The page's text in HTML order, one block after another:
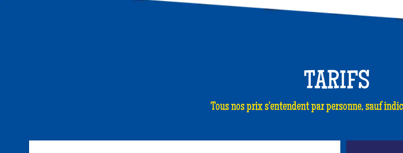
TARIFS
Tous nos prix s'entendent par personne, sauf